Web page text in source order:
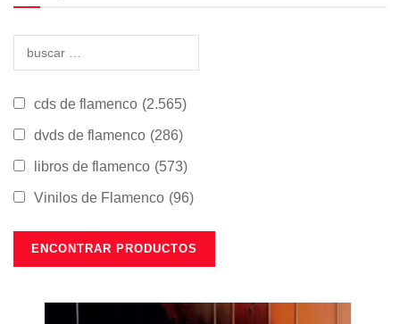
cds de flamenco (2.565)
dvds de flamenco (286)
libros de flamenco (573)
Vinilos de Flamenco (96)